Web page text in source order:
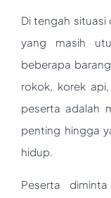
Di tengah situasi
yang masih
beberapa
rokok, korek
peserta adalah
penting hingga
hidup.
Peserta